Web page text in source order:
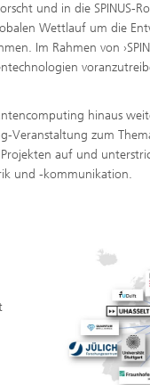
und in die SPINUS-
Wettlauf um die
Im Rahmen von
hinaus
Veranstaltung zum
auf und
und -kommunikation.